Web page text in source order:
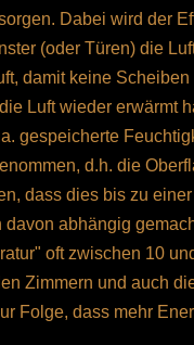
Dabei wird der
(oder Türen) die
damit keine
Luft wieder erwärmt
gespeicherte
d.h. die
dass dies bis zu
abhängig
oft zwischen 10
Zimmern und auch
Folge, dass mehr